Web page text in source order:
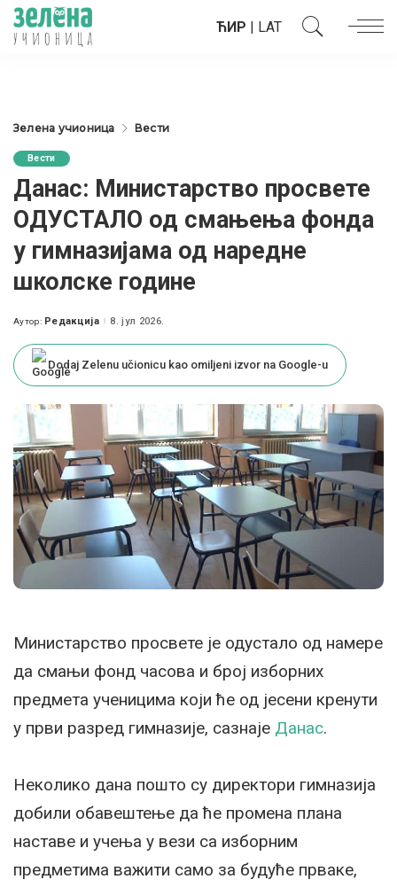
ЋИР | LAT
Зелена учионица Вести
Вести
Данас: Министарство просвете
ОДУСТАЛО од смањења фонда
у гимназијама од наредне
школске године
Posted
Аутор: Редакција 8. јул 2026.
Dodaj Zelenu učionicu kao omiljeni izvor na Google-u
Министарство просвете је одустало од намере
да смањи фонд часова и број изборних
предмета ученицима који ће од јесени кренути
у први разред гимназије, сазнаје Данас.
Неколико дана пошто су директори гимназија
добили обавештење да ће промена плана
наставе и учења у вези са изборним
предметима важити само за будуће прваке,